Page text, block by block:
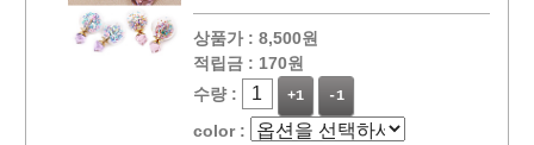
상품가 : 8,500원
적립금 : 170원
수량 :
+1 -1
color :